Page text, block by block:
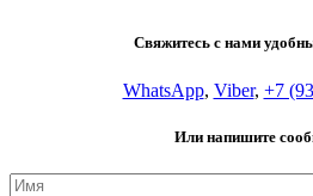
Свяжитесь с нами
WhatsApp, Viber, +7
Или напишите